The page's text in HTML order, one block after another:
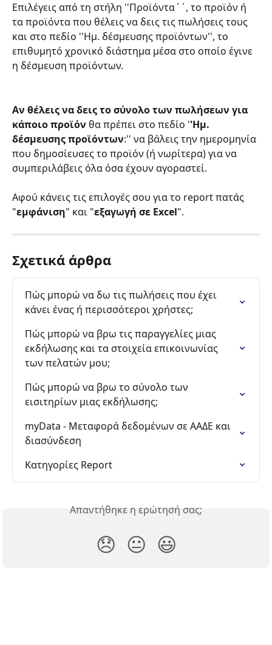
Επιλέγεις από τη στήλη ''Προϊόντα΄΄, το προϊόν ή
τα προϊόντα που θέλεις να δεις τις πωλήσεις τους
και στο πεδίο ''Ημ. δέσμευσης προϊόντων'', το
επιθυμητό χρονικό διάστημα μέσα στο οποίο έγινε
η δέσμευση προϊόντων.
Αν θέλεις να δεις το σύνολο των πωλήσεων για
κάποιο προϊόν θα πρέπει στο πεδίο ''Ημ.
δέσμευσης προϊόντων:'' να βάλεις την ημερομηνία
που δημοσίευσες το προϊόν (ή νωρίτερα) για να
συμπεριλάβεις όλα όσα έχουν αγοραστεί.
Αφού κάνεις τις επιλογές σου για το report πατάς
"εμφάνιση" και "εξαγωγή σε Excel".
Σχετικά άρθρα
Πώς μπορώ να δω τις πωλήσεις που έχει
κάνει ένας ή περισσότεροι χρήστες;
Πώς μπορώ να βρω τις παραγγελίες μιας
εκδήλωσης και τα στοιχεία επικοινωνίας
των πελατών μου;
Πώς μπορώ να βρω το σύνολο των
εισιτηρίων μιας εκδήλωσης;
myData - Μεταφορά δεδομένων σε ΑΑΔΕ και
διασύνδεση
Κατηγορίες Report
Απαντήθηκε η ερώτησή σας;
😞 😐 😃